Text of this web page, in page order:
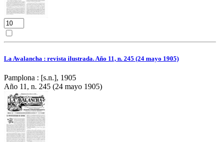
La Avalancha : revista ilustrada. Año 11, n. 245 (24 mayo 1905)
Pamplona : [s.n.], 1905
Año 11, n. 245 (24 mayo 1905)